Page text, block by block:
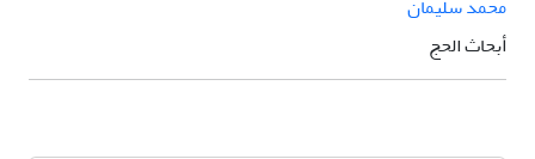
محمد سليمان
أبحاث الحج